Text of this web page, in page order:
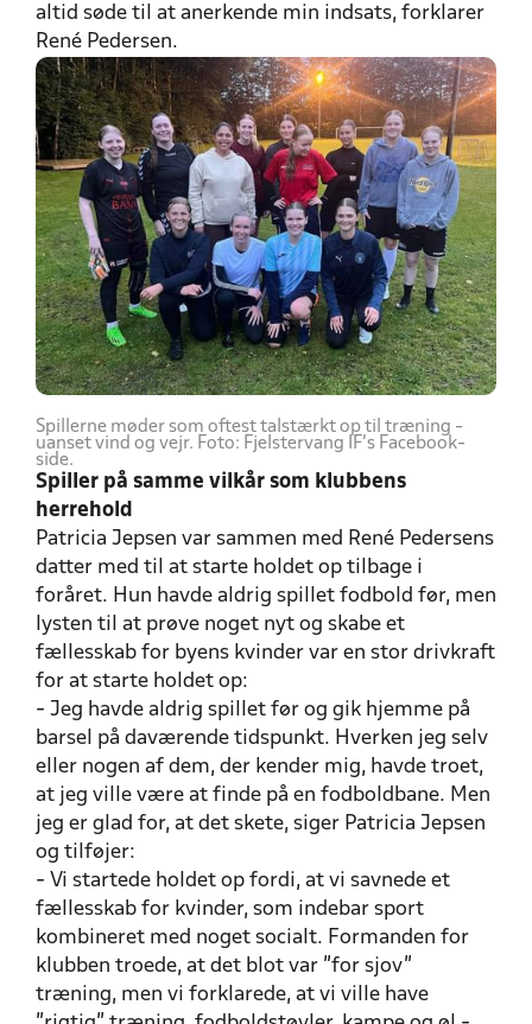
altid søde til at anerkende min indsats, forklarer
René Pedersen.
Spillerne møder som oftest talstærkt op til træning -
uanset vind og vejr. Foto: Fjelstervang IF's Facebook-
side.
Spiller på samme vilkår som klubbens
herrehold
Patricia Jepsen var sammen med René Pedersens
datter med til at starte holdet op tilbage i
foråret. Hun havde aldrig spillet fodbold før, men
lysten til at prøve noget nyt og skabe et
fællesskab for byens kvinder var en stor drivkraft
for at starte holdet op:
- Jeg havde aldrig spillet før og gik hjemme på
barsel på daværende tidspunkt. Hverken jeg selv
eller nogen af dem, der kender mig, havde troet,
at jeg ville være at finde på en fodboldbane. Men
jeg er glad for, at det skete, siger Patricia Jepsen
og tilføjer:
- Vi startede holdet op fordi, at vi savnede et
fællesskab for kvinder, som indebar sport
kombineret med noget socialt. Formanden for
klubben troede, at det blot var "for sjov"
træning, men vi forklarede, at vi ville have